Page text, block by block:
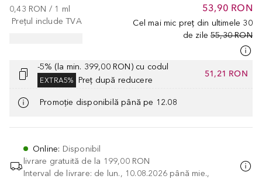
53,90 RON
Cel mai mic preț din ultimele 30
de zile 55,30 RON
0,43 RON / 1 ml
Prețul include TVA
-5% (la min. 399,00 RON) cu codul
EXTRA5% Preț după reducere
51,21 RON
Promoție disponibilă până pe 12.08
Online: Disponibil
livrare gratuită de la 199,00 RON
Interval de livrare: de lun., 10.08.2026 până mie.,